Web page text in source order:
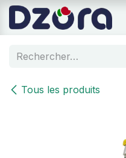
Se rendre au contenu
Tous les produits